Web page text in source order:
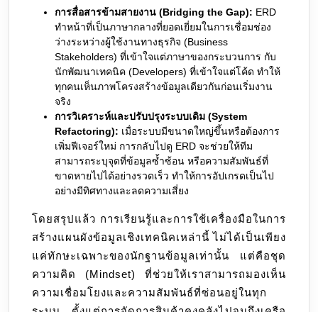
การสื่อสารข้ามสายงาน (Bridging the Gap): ERD
ทำหน้าที่เป็นภาษากลางที่ยอดเยี่ยมในการเชื่อมช่อง
ว่างระหว่างผู้ใช้งานทางธุรกิจ (Business
Stakeholders) ที่เข้าใจแต่ภาษาของกระบวนการ กับ
นักพัฒนาเทคนิค (Developers) ที่เข้าใจแต่โค้ด ทำให้
ทุกคนเห็นภาพโครงสร้างข้อมูลเดียวกันก่อนเริ่มงาน
จริง
การวิเคราะห์และปรับปรุงระบบเดิม (System
Refactoring): เมื่อระบบมีขนาดใหญ่ขึ้นหรือต้องการ
เพิ่มฟีเจอร์ใหม่ การกลับไปดู ERD จะช่วยให้ทีม
สามารถระบุจุดที่ข้อมูลซ้ำซ้อน หรือความสัมพันธ์ที่
ขาดหายไปได้อย่างรวดเร็ว ทำให้การอัปเกรดเป็นไป
อย่างมีทิศทางและลดความเสี่ยง
โดยสรุปแล้ว การเรียนรู้และการใช้เครื่องมือในการ
สร้างแผนผังข้อมูลเชิงเทคนิคเหล่านี้ ไม่ได้เป็นเพียง
แค่ทักษะเฉพาะของนักฐานข้อมูลเท่านั้น แต่คือชุด
ความคิด (Mindset) ที่ช่วยให้เราสามารถมองเห็น
ความเชื่อมโยงและความสัมพันธ์ที่ซ่อนอยู่ในทุก